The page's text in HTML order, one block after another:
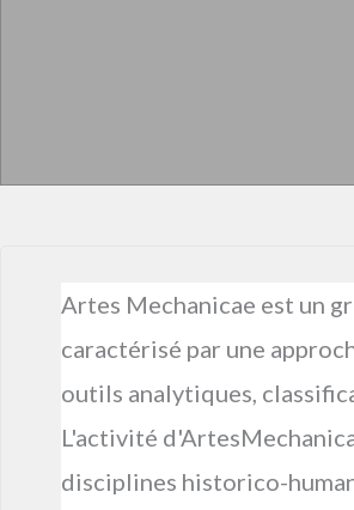
Artes Mechanicae est un
caractérisé par une
outils analytiques,
L'activité
disciplines historico-